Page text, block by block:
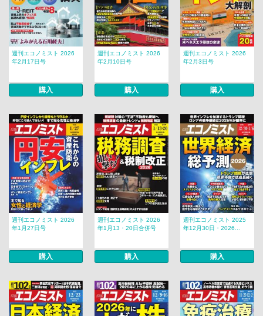
週刊エコノミスト 2026
年2月17日号
購入
週刊エコノミスト 2026
年2月10日号
購入
週刊エコノミスト 2026
年2月3日号
購入
週刊エコノミスト 2026
年1月27日号
購入
週刊エコノミスト 2026
年1月13・20日合併号
購入
週刊エコノミスト 2025
年12月30日・2026...
購入